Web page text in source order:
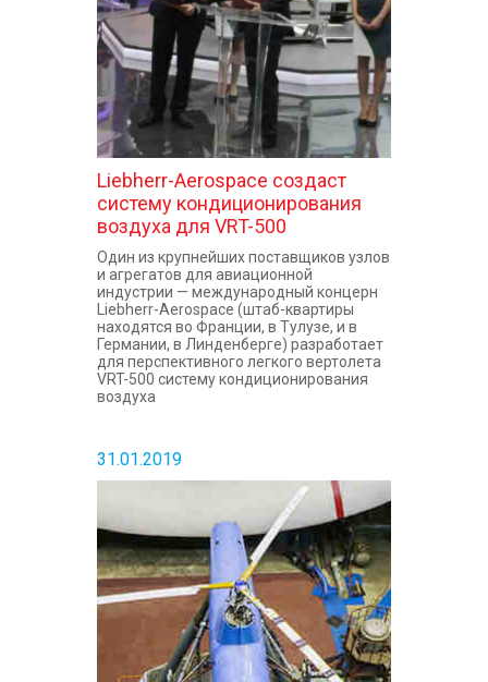
Liebherr-Aerospace создаст
систему кондиционирования
воздуха для VRT-500
Один из крупнейших поставщиков узлов
и агрегатов для авиационной
индустрии — международный концерн
Liebherr-Aerospace (штаб-квартиры
находятся во Франции, в Тулузе, и в
Германии, в Линденберге) разработает
для перспективного легкого вертолета
VRT-500 систему кондиционирования
воздуха
31.01.2019